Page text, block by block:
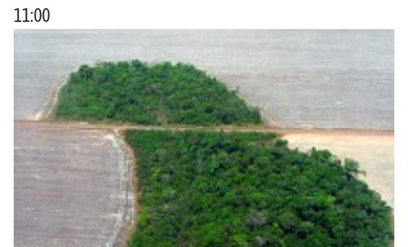
11:00